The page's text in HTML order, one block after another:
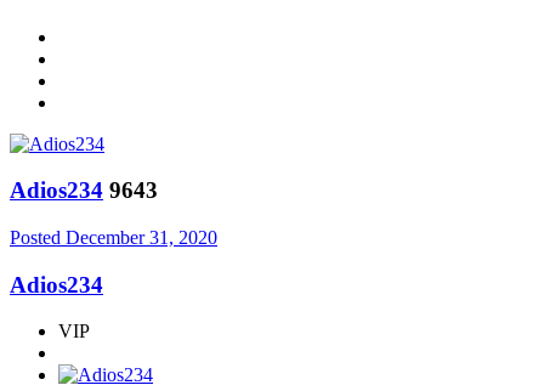
Adios234 9643
Posted December 31, 2020
Adios234
VIP